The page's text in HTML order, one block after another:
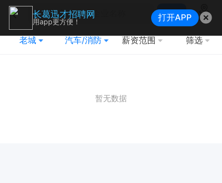
搜索
地图
老城 汽车/消防 薪资范围 筛选
暂无数据
长葛迅才招聘网
用app更方便！ 打开APP